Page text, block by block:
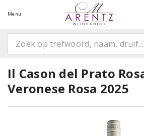
Menu
Il Cason del Prato
Veronese Rosa 2025